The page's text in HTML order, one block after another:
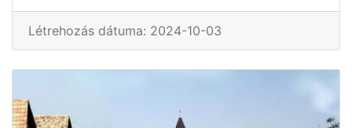
Létrehozás dátuma: 2024-10-03